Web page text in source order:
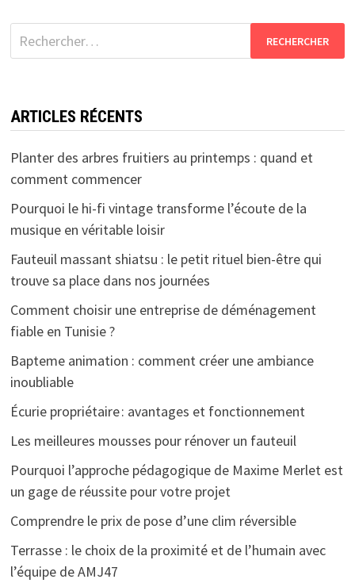
Rechercher :
ARTICLES RÉCENTS
Planter des arbres fruitiers au printemps : quand et
comment commencer
Pourquoi le hi-fi vintage transforme l’écoute de la
musique en véritable loisir
Fauteuil massant shiatsu : le petit rituel bien-être qui
trouve sa place dans nos journées
Comment choisir une entreprise de déménagement
fiable en Tunisie ?
Bapteme animation : comment créer une ambiance
inoubliable
Écurie propriétaire : avantages et fonctionnement
Les meilleures mousses pour rénover un fauteuil
Pourquoi l’approche pédagogique de Maxime Merlet est
un gage de réussite pour votre projet
Comprendre le prix de pose d’une clim réversible
Terrasse : le choix de la proximité et de l’humain avec
l’équipe de AMJ47